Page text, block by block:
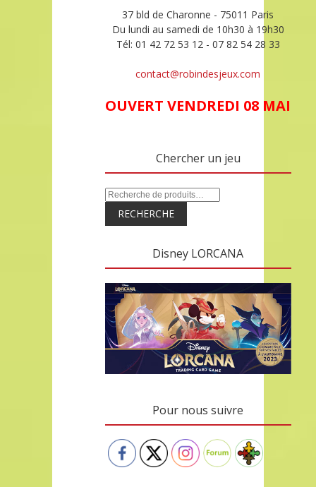
37 bld de Charonne - 75011 Paris
Du lundi au samedi de 10h30 à 19h30
Tél: 01 42 72 53 12 - 07 82 54 28 33
contact@robindesjeux.com
OUVERT VENDREDI 08 MAI
Chercher un jeu
RECHERCHE
Disney LORCANA
Pour nous suivre